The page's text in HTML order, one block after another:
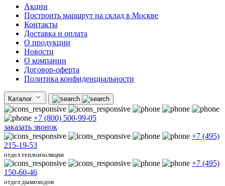
Акции
Построить маршрут на склад в Москве
Контакты
Доставка и оплата
О продукции
Новости
О компании
Договор-оферта
Политика конфиденциальности
Каталог
+7 (800) 500-99-05
заказать звонок
+7 (495)
215-19-53
отдел теплоизоляции
+7 (495)
150-60-46
отдел дымоходов